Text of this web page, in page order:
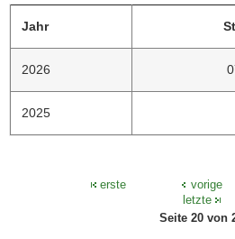
Jahr
2026
2025
erste vorige
Seite 20 von
letzte